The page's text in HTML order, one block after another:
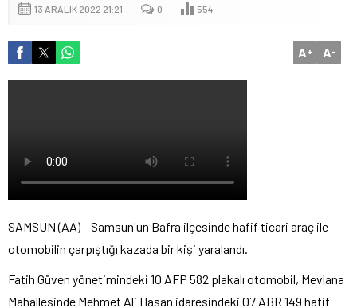
13 ARALIK 2022 21:21 0 554
A+ A-
SAMSUN (AA) – Samsun'un Bafra ilçesinde hafif ticari araç ile
otomobilin çarpıştığı kazada bir kişi yaralandı.
Fatih Güven yönetimindeki 10 AFP 582 plakalı otomobil, Mevlana
Mahallesinde Mehmet Ali Hasan idaresindeki 07 ABR 149 hafif